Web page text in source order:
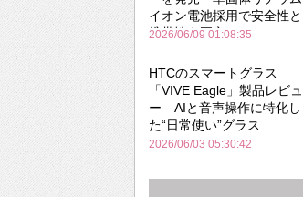
イオン電池採用で安全性と
携帯性を両立
2026/06/09 01:08:35
HTCのスマートグラス
「VIVE Eagle」製品レビュ
ー AIと音声操作に特化し
た“日常使い”グラス
2026/06/03 05:30:42